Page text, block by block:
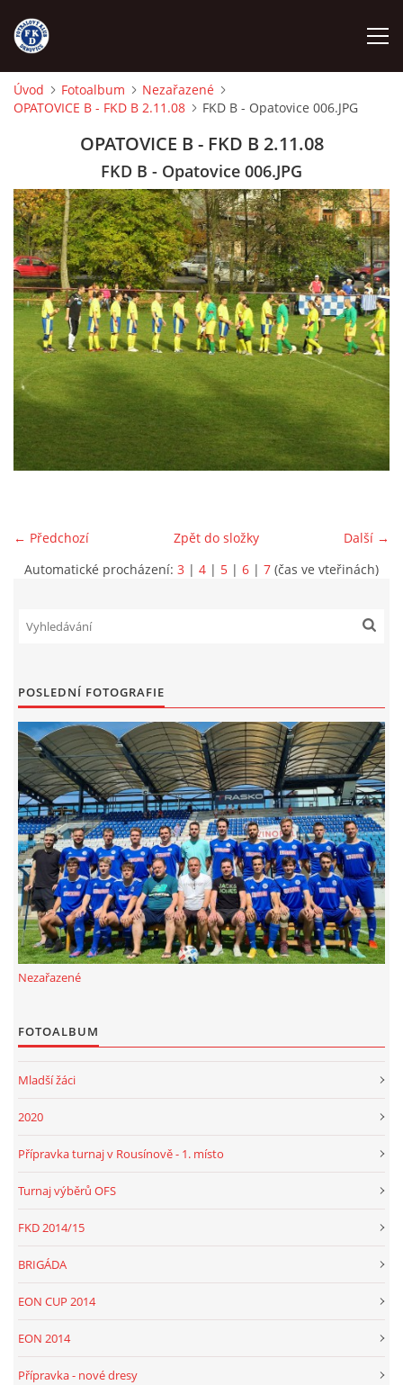
ÚVOD
FKD A
FKD B
STARŠÍ DOROST
STARŠÍ ŽÁCI
MLADŠÍ ŽÁCI
STARŠÍ PŘÍPRAVKA R 2012 + 2013
ARCHÍV
DOTACE
FKD, z.s.
Drnovice 704
68304 Drnovice
ičo 27005305
č.ú. 3227086359 / 0800
© 2026 eStránky.cz |RSS
Úvod Fotoalbum
Nezařazené
OPATOVICE B - FKD B 2.11.08
FKD B - Opatovice 006.JPG
OPATOVICE B - FKD B 2.11.08
FKD B - Opatovice 006.JPG
← Předchozí Další →
Zpět do složky
Automatické procházení: 3 | 4 | 5 | 6 | 7 (čas ve vteřinách)
POSLEDNÍ FOTOGRAFIE
Nezařazené
FOTOALBUM
Mladší žáci
2020
Přípravka turnaj v Rousínově - 1. místo
Turnaj výběrů OFS
FKD 2014/15
BRIGÁDA
EON CUP 2014
EON 2014
Přípravka - nové dresy